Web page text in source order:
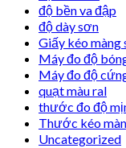
độ bền va đập
độ dày sơn
Giấy kéo màng
Máy đo độ
Máy đo độ
quạt màu ral
thước đo độ
Thước kéo
Uncategorized